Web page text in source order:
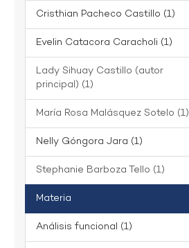
Cristhian Pacheco Castillo (1)
Evelin Catacora Caracholi (1)
Lady Sihuay Castillo (autor
principal) (1)
María Rosa Malásquez Sotelo (1)
Nelly Góngora Jara (1)
Stephanie Barboza Tello (1)
Materia
Análisis funcional (1)